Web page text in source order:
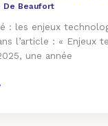
De Beaufort
: les enjeux
l’article : « Enjeux
une année